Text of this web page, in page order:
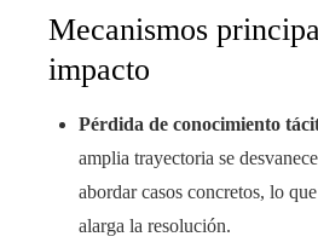
Mecanismos
impacto
Pérdida de conocimiento
amplia trayectoria se
abordar casos concretos, lo
alarga la resolución.